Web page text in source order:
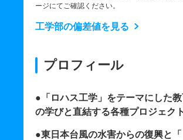
ージにてご確認ください。
工学部の偏差値を見る
プロフィール
●「ロハス工学」をテーマにした
の学びと直結する各種プロジェクト
●東日本台風の水害からの復興と